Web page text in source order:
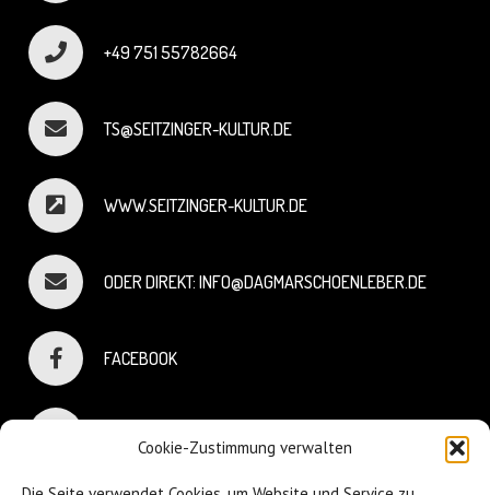
Cookie-Zustimmung verwalten
+49 751 55782664
TS@SEITZINGER-KULTUR.DE
WWW.SEITZINGER-KULTUR.DE
ODER DIREKT: INFO@DAGMARSCHOENLEBER.DE
FACEBOOK